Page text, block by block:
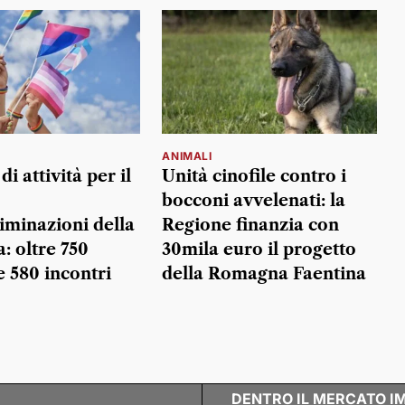
di attività per il
della
oltre 750
580 incontri
ANIMALI
Unità cinofile contro i
bocconi avvelenati: la
Regione finanzia con
30mila euro il progetto
della Romagna Faentina
DENTRO IL MERCATO